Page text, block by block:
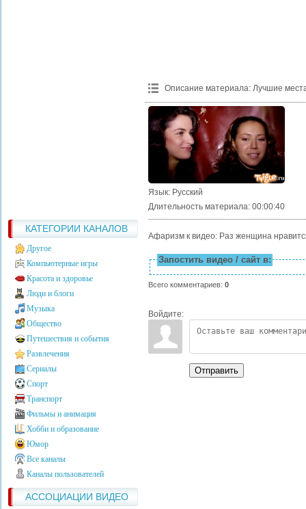
КАТЕГОРИИ КАНАЛОВ
Другое
Компьютерные игры
Красота и здоровье
Люди и блоги
Музыка
Общество
Путешествия и события
Развлечения
Сериалы
Спорт
Транспорт
Фильмы и анимация
Хобби и образование
Юмор
Все каналы
Каналы пользователей
АССОЦИАЦИИ ВИДЕО
Описание материала: Лучшие
Язык: Русский
Длительность материала: 00:00:40
Афаризм к видео: Раз женщина
Запостить видео / сайт в:
Всего комментариев: 0
Войдите:
Отправить